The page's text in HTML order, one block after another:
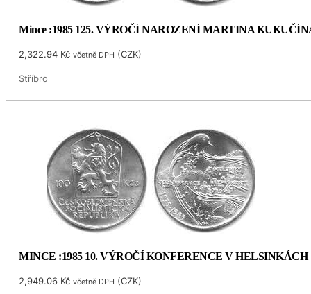
Mince :1985 125. VÝROČÍ NAROZENÍ MARTINA
2,322.94 Kč včetně DPH (CZK)
Stříbro
MINCE :1985 10. VÝROČÍ KONFERENCE V HELSINKÁCH
2,949.06 Kč včetně DPH (CZK)